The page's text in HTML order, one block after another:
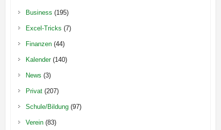
Business (195)
Excel-Tricks (7)
Finanzen(44)
Kalender(140)
News (3)
Privat(207)
Schule/Bildung(97)
Verein(83)